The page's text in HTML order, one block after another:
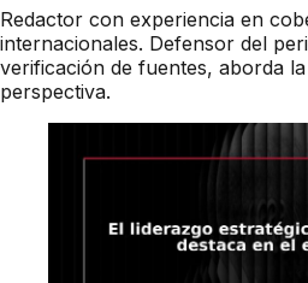
Redactor con experiencia en
internacionales. Defensor del
verificación de fuentes, aborda
perspectiva.